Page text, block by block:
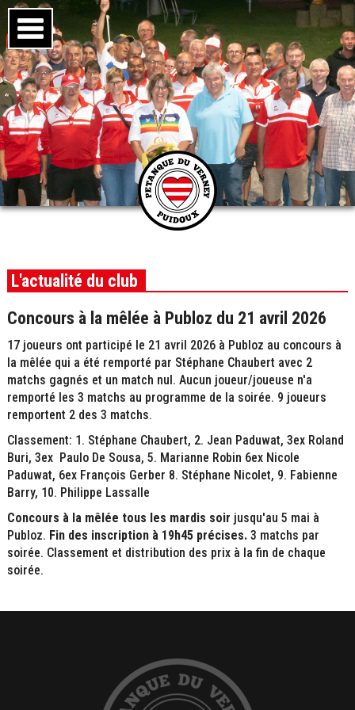
L'actualité du club
Concours à la mêlée à Publoz du 21 avril 2026
17 joueurs ont participé le 21 avril 2026 à Publoz au concours à
la mêlée qui a été remporté par Stéphane Chaubert avec 2
matchs gagnés et un match nul. Aucun joueur/joueuse n'a
remporté les 3 matchs au programme de la soirée. 9 joueurs
remportent 2 des 3 matchs.
Classement: 1. Stéphane Chaubert, 2. Jean Paduwat, 3ex Roland
Buri, 3ex Paulo De Sousa, 5. Marianne Robin 6ex Nicole
Paduwat, 6ex François Gerber 8. Stéphane Nicolet, 9. Fabienne
Barry, 10. Philippe Lassalle
Concours à la mêlée tous les mardis soir jusqu'au 5 mai à
Publoz. Fin des inscription à 19h45 précises.3 matchs par
soirée. Classement et distribution des prix à la fin de chaque
soirée.